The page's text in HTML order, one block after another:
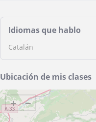
Idiomas que hablo
Catalán
Ubicación de mis clases
+ −